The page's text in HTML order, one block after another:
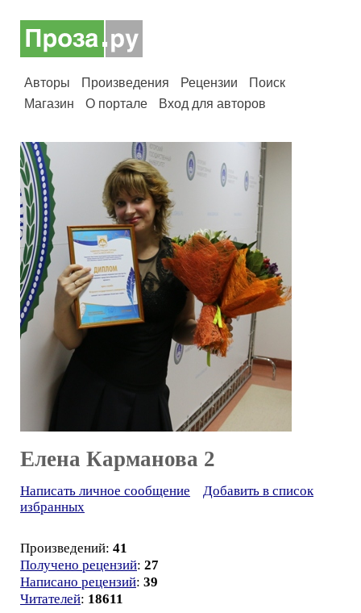
Авторы Произведения Рецензии
Поиск
Магазин
О портале Вход для авторов
Елена Карманова 2
Написать личное сообщение
Добавить в список
избранных
Произведений: 41
Получено рецензий: 27
Написано рецензий: 39
Читателей: 18611